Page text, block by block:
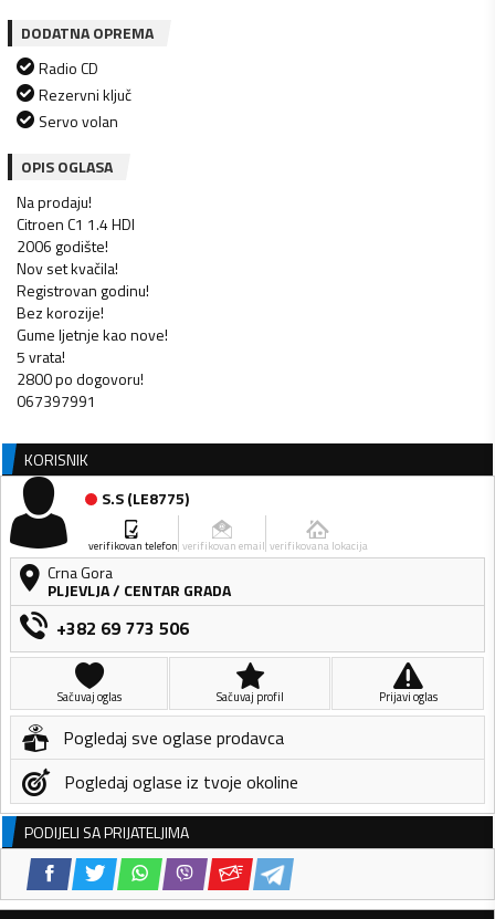
DODATNA OPREMA
Radio CD
Rezervni ključ
Servo volan
OPIS OGLASA
Na prodaju!
Citroen C1 1.4 HDI
2006 godište!
Nov set kvačila!
Registrovan godinu!
Bez korozije!
Gume ljetnje kao nove!
5 vrata!
2800 po dogovoru!
067397991
KORISNIK
S.S(LE8775)
verifikovan telefon verifikovan email verifikovana lokacija
Crna Gora
PLJEVLJA/ CENTAR GRADA
+382 69 773 506
Sačuvaj oglas Sačuvaj profil Prijavi oglas
Pogledaj sve oglase prodavca
Pogledaj oglase iz tvoje okoline
PODIJELI SA PRIJATELJIMA